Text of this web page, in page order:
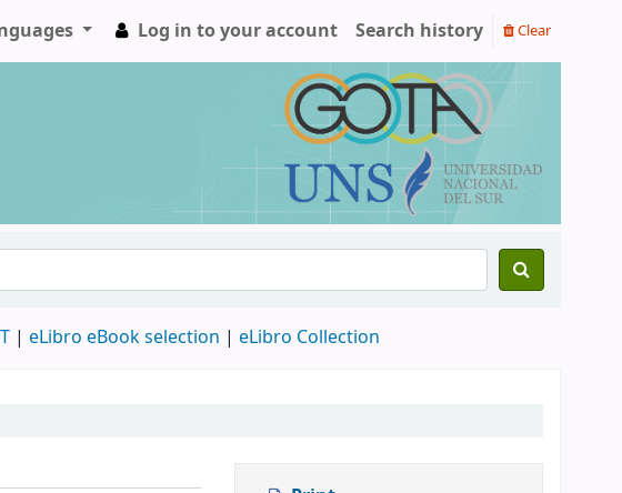
Log in to your account Search history Clear
| eLibro eBook selection | eLibro Collection